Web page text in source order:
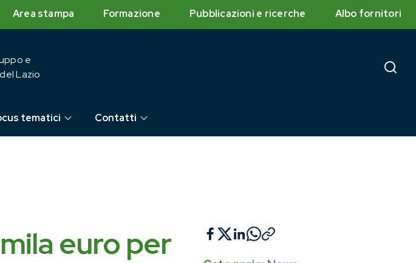
Area stampa Formazione Pubblicazioni e ricerche Albo fornitori
e
Lazio
tematici Contatti
euro per